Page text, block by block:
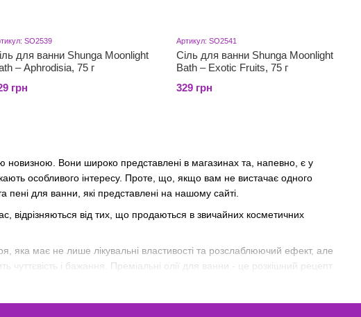
новизною. Вони широко представлені в магазинах та, напевно, є у
особливого інтересу. Проте, що, якщо вам не вистачає одного
для ванни, які представлені на нашому сайті.
відрізняються від тих, що продаються в звичайних косметичних
яка має не лише лікувальні властивості та розслаблюючий ефект, але
чуттєвість і бажання. Преміальні олії для ванни - це розкішний рецепт
SO2539
для ванни Shunga Moonlight
– Aphrodisia, 75 г
грн
Артикул: SO2541
Сіль для ванни Shunga Moonlight
Bath – Exotic Fruits, 75 г
329 грн